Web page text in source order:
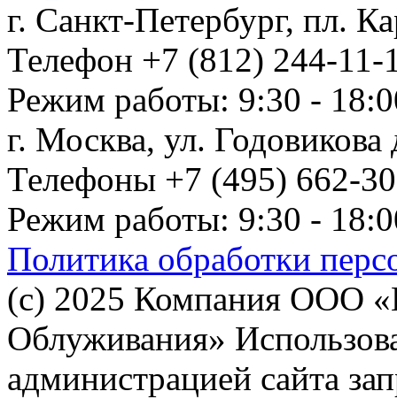
г. Санкт-Петербург, пл.
Телефон +7 (812) 244-
Режим работы: 9:30 -
г. Москва, ул.
Телефоны +7 (495) 662-
Режим работы: 9:30 -
Политика обработки
(с) 2025 Компания ООО
Облуживания»
администрацией сайта